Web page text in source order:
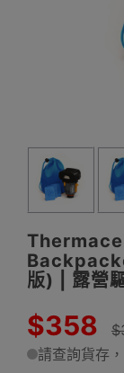
版) | 露營
$358
請查詢貨存